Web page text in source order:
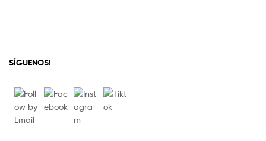
SÍGUENOS!